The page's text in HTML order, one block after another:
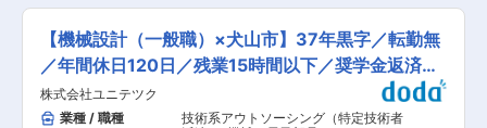
ウは活かせるため消費者向けメーカーとのプロジ
ェクトも多数あります。 ■教育体制： ◇入社後1
年ほどは愛知県の犬山事業所で研修を行います。
その後、横浜へ移動する予定。 ◇実務を通じた
OJTでの教育が中心となります。先輩社員が業務
内容を教育します。 ◇各種教育プログラム(ソフ
は】 ・新規設備の検討 構想設計メイン。構想を
練った後に外部の業者と協力し製造された設備を
導入します。 ・既存設備の改造活動 製造元に依
頼し連携しながら改善活動をします。 ■当ポジシ
ョンの特徴 ・ロボットを用いた装置を導入する案
件が多く、面白みがあります。 ・社外への設備販
売は行わないため、より安定した品質で生産性の
【機械設計（一般職）×犬山市】37年黒字／転勤無
／年間休日120日／残業15時間以下／奨学金返済支
援
株式会社ユニテツク
業種 / 職種
技術系アウトソーシング（特定技術者